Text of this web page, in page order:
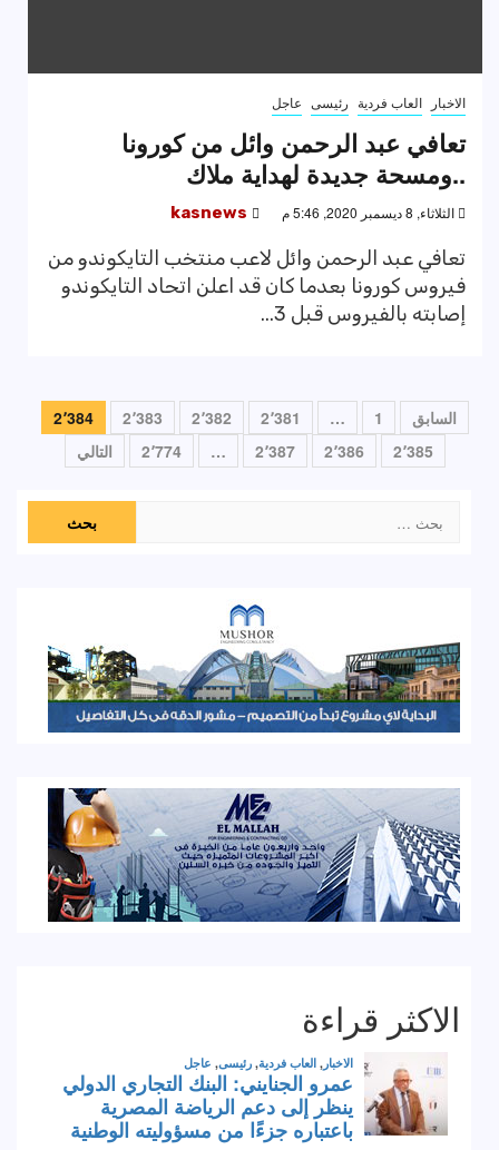
الاخبار العاب فردية رئيسى عاجل
تعافي عبد الرحمن وائل من كورونا
..ومسحة جديدة لهداية ملاك
الثلاثاء, 8 ديسمبر 2020, 5:46 م kasnews
تعافي عبد الرحمن وائل لاعب منتخب التايكوندو من
فيروس كورونا بعدما كان قد اعلن اتحاد التايكوندو
إصابته بالفيروس قبل 3...
تعدد
صفحات
السابق 1
… 2٬381 2٬382 2٬383
2٬384
2٬385
2٬386 2٬387 … 2٬774 التالي
عن:
الاكثر قراءة